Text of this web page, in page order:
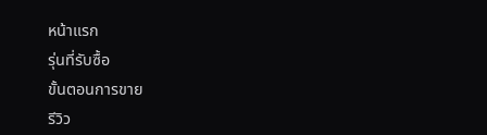
หน้าแรก
รุ่นที่รับซื้อ
ขั้นตอนการขาย
รีวิว